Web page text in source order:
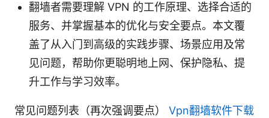
翻墙者需要理解 VPN 的工作原理、选择合适的
服务、并掌握基本的优化与安全要点。本文覆
盖了从入门到高级的实践步骤、场景应用及常
见问题，帮助你更聪明地上网、保护隐私、提
升工作与学习效率。
常见问题列表（再次强调要点） Vpn翻墙软件下载